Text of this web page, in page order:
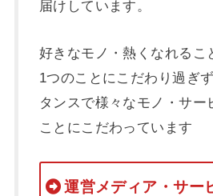
届けしています。
好きなモノ・熱くなれるこ
1つのことにこだわり過ぎ
タンスで様々なモノ・サー
ことにこだわっています
運営メディア・サー